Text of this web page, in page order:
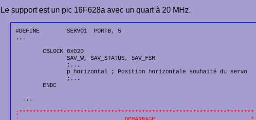
Le support est un pic 16F628a avec un quart à 20 MHz.
#DEFINE        SERVO1  PORTB, 5
...
        CBLOCK 0x020
               SAV_W, SAV_STATUS, SAV_FSR
               ;...
               p_horizontal ; Position horizontale souhaité du servo
               ;...
        ENDC
  ...
;*********************************************************************